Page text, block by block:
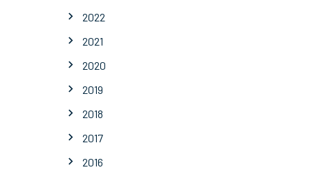
2022
2021
2020
2019
2018
2017
2016